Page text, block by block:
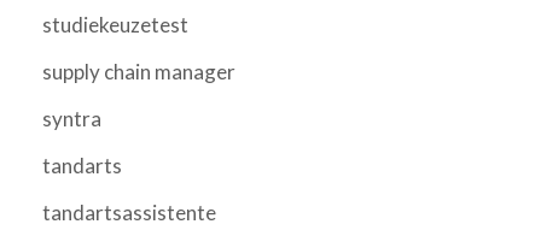
studiekeuzetest
supply chain manager
syntra
tandarts
tandartsassistente